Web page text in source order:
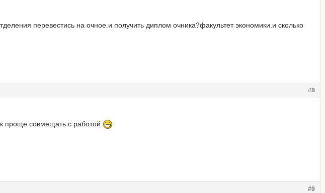
перевестись на очное.и получить диплом очника?факультет экономики.и сколько
#8
проще совмещать с работой
#9